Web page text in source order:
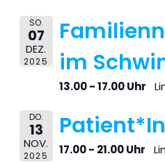
SO.
07
DEZ.
2025
im
13.00 - 17.00 Uhr
DO.
13
NOV.
2025 17.00 - 21.00 Uhr